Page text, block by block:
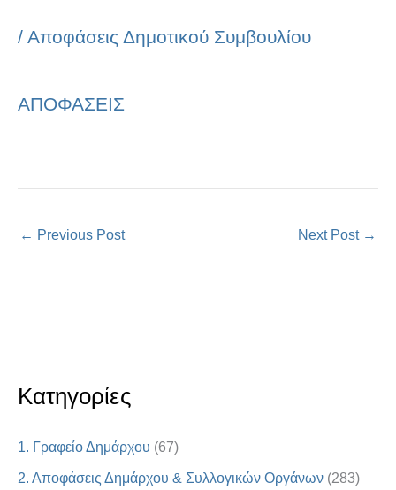
Κατηγορίες
1. Γραφείο Δημάρχου (67)
2. Αποφάσεις Δημάρχου & Συλλογικών Οργάνων (283)
/ Αποφάσεις Δημοτικού Συμβουλίου
ΑΠΟΦΑΣΕΙΣ
← Previous Post Next Post →